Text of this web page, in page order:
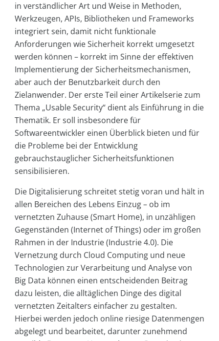
in verständlicher Art und Weise in Methoden,
Werkzeugen, APIs, Bibliotheken und Frameworks
integriert sein, damit nicht funktionale
Anforderungen wie Sicherheit korrekt umgesetzt
werden können – korrekt im Sinne der effektiven
Implementierung der Sicherheitsmechanismen,
aber auch der Benutzbarkeit durch den
Zielanwender. Der erste Teil einer Artikelserie zum
Thema „Usable Security“ dient als Einführung in die
Thematik. Er soll insbesondere für
Softwareentwickler einen Überblick bieten und für
die Probleme bei der Entwicklung
gebrauchstauglicher Sicherheitsfunktionen
sensibilisieren.
Die Digitalisierung schreitet stetig voran und hält in
allen Bereichen des Lebens Einzug – ob im
vernetzten Zuhause (Smart Home), in unzähligen
Gegenständen (Internet of Things) oder im großen
Rahmen in der Industrie (Industrie 4.0). Die
Vernetzung durch Cloud Computing und neue
Technologien zur Verarbeitung und Analyse von
Big Data können einen entscheidenden Beitrag
dazu leisten, die alltäglichen Dinge des digital
vernetzten Zeitalters einfacher zu gestalten.
Hierbei werden jedoch online riesige Datenmengen
abgelegt und bearbeitet, darunter zunehmend